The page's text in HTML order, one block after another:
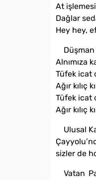
At
Dağlar
Hey hey,
Alnımıza
Tüfek icat
Ağır kılıç
Tüfek icat
Ağır kılıç
Ulusal
sizler de
Vatan